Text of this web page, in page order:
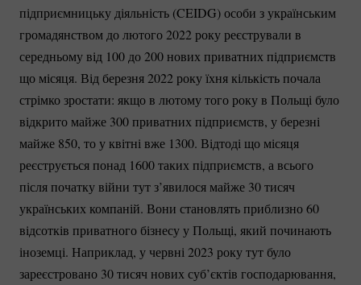
підприємницьку діяльність (CEIDG) особи з українським
громадянством до лютого 2022 року реєстрували в
середньому від 100 до 200 нових приватних підприємств
що місяця. Від березня 2022 року їхня кількість почала
стрімко зростати: якщо в лютому того року в Польщі було
відкрито майже 300 приватних підприємств, у березні
майже 850, то у квітні вже 1300. Відтоді що місяця
реєструється понад 1600 таких підприємств, а всього
після початку війни тут з’явилося майже 30 тисяч
українських компаній. Вони становлять приблизно 60
відсотків приватного бізнесу у Польщі, який починають
іноземці. Наприклад, у червні 2023 року тут було
зареєстровано 30 тисяч нових суб’єктів господарювання,